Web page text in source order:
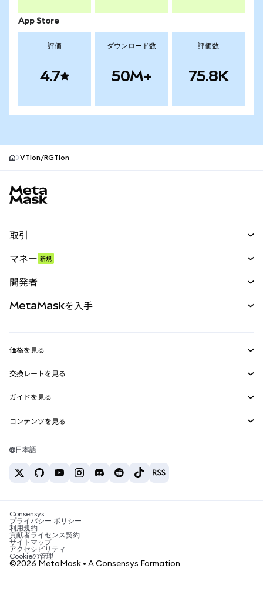
App Store
評価
4.7
ダウンロード数
50M+
評価数
75.8K
VTIon/RGTIon
取引
パーペチュアル
RWA
マネー 新規
開発者
MetaMask Connect
Snaps
Web3サービス
MetaMaskを入手
セキュリティ
サポート
キャリア
お問い合わせ
価格を見る
イーサリアムの価格
Solanaの価格
Tetherの価格
交換レートを見る
ETH→USD
USDT→INR
BTC→INR
ETH→USDT
ガイドを見る
ETHの購入
USDTの購入
SHIBの購入
BNBの購入
コンテンツを見る
Solanaウォレット
税制関連ニュース
暗号資産の購入方法は？
ビットコインを売るには？
日本語
Consensys
プライバシー ポリシー
利用規約
貢献者ライセンス契約
サイトマップ
アクセシビリティ
Cookieの管理
©2026 MetaMask • A Consensys Formation